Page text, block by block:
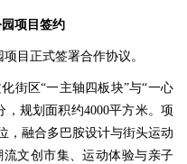
项目签约
目正式签署合作协议。
街区“一主轴四板块”与“一心
规划面积约4000平方米。项
，融合多巴胺设计与街头运动
文创市集、运动体验与亲子